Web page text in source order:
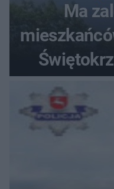
Ma
zabytki,